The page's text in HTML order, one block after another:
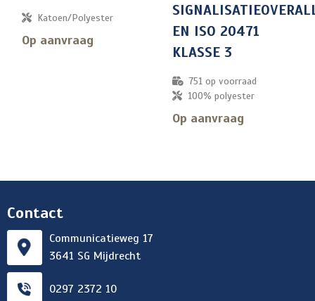
Katoen/Polyester
Op aanvraag
EN ISO 20471
KLASSE 3
751 op voorraad
100% polyester
Op aanvraag
Contact
Communicatieweg 17
3641 SG Mijdrecht
0297 2372 10